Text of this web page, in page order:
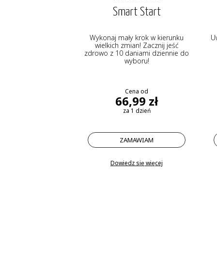
Smart Start
Wykonaj mały krok w kierunku
wielkich zmian! Zacznij jeść
zdrowo z 10 daniami dziennie do
wyboru!
Cena od
66,99 zł
za 1 dzień
ZAMAWIAM
Dowiedz się więcej